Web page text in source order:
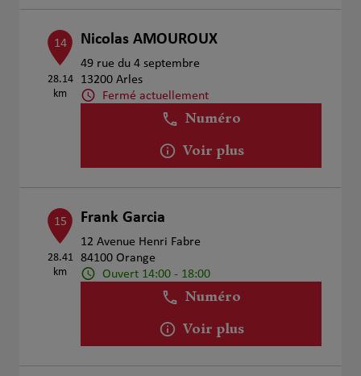
14
28.14
km
Nicolas AMOUROUX
49 rue du 4 septembre
13200 Arles
Fermé actuellement
Numéro
Voir plus
15
28.41
km
Frank Garcia
12 Avenue Henri Fabre
84100 Orange
Ouvert 14:00 - 18:00
Numéro
Voir plus